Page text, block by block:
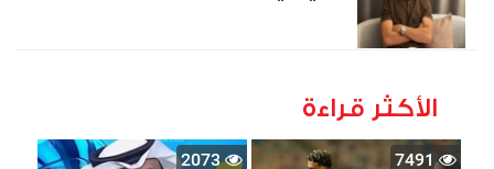
الأكثر قراءة
7491
2073